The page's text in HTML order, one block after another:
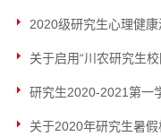
2020级研究生心理健康
关于启用“川农研究生
研究生2020-2021第一
关于2020年研究生暑